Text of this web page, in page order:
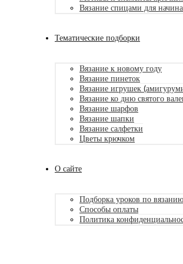
Вязание спицами для
Тематические подборки
Вязание к новому году
Вязание пинеток
Вязание игрушек
Вязание ко дню святого
Вязание шарфов
Вязание шапки
Вязание салфетки
Цветы крючком
О сайте
Подборка уроков по
Способы оплаты
Политика